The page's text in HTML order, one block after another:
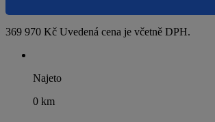
369 970 Kč Uvedená cena je včetně DPH.
Najeto
0 km